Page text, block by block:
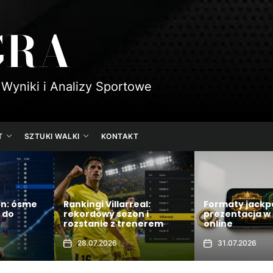
i Analizy Sportowe
SZTUKI WALKI KONTAKT
i
Formaty jackpotów i ich
prezentacja w grach
online
31.07.2026
Rankingi
Sącz w 2026
28.07.2026